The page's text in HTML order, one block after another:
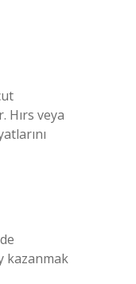
Hırs veya
kazanmak